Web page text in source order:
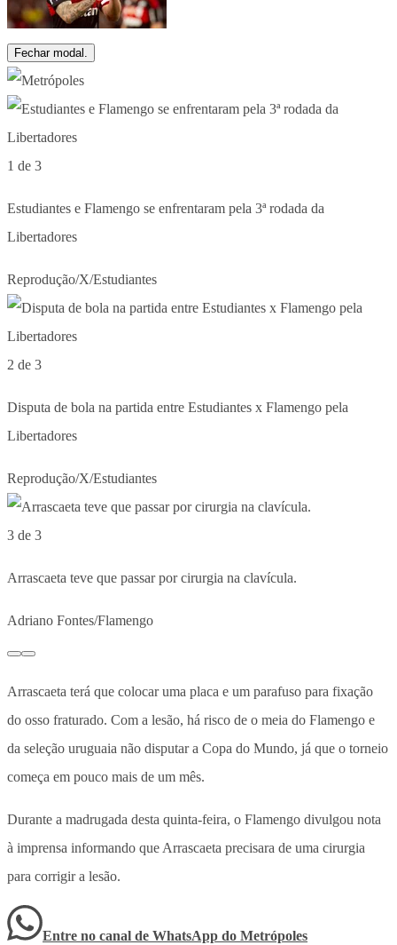
Fechar modal.
1 de 3
Estudiantes e Flamengo se enfrentaram pela 3ª rodada da
Libertadores
Reprodução/X/Estudiantes
2 de 3
Disputa de bola na partida entre Estudiantes x Flamengo pela
Libertadores
Reprodução/X/Estudiantes
3 de 3
Arrascaeta teve que passar por cirurgia na clavícula.
Adriano Fontes/Flamengo
Arrascaeta terá que colocar uma placa e um parafuso para fixação
do osso fraturado. Com a lesão, há risco de o meia do Flamengo e
da seleção uruguaia não disputar a Copa do Mundo, já que o torneio
começa em pouco mais de um mês.
Durante a madrugada desta quinta-feira, o Flamengo divulgou nota
à imprensa informando que Arrascaeta precisara de uma cirurgia
para corrigir a lesão.
Entre no canal de WhatsApp do Metrópoles